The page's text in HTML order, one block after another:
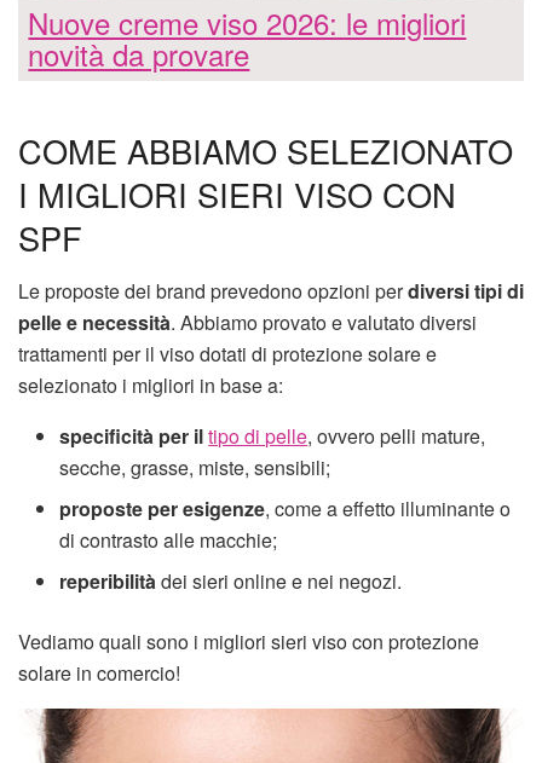
Nuove creme viso 2026: le migliori
novità da provare
COME ABBIAMO SELEZIONATO
I MIGLIORI SIERI VISO CON
SPF
Le proposte dei brand prevedono opzioni perdiversi tipi di
pelle e necessità. Abbiamo provato e valutato diversi
trattamenti per il viso dotati di protezione solare e
selezionato i migliori in base a:
specificità per iltipo di pelle, ovvero pelli mature,
secche, grasse, miste, sensibili;
proposte per esigenze, come a effetto illuminante o
di contrasto alle macchie;
reperibilitàdei sieri online e nei negozi.
Vediamo quali sono i migliori sieri viso con protezione
solare in comercio!